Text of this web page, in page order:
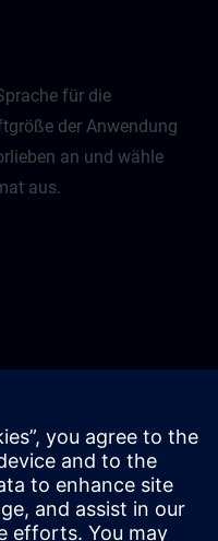
für die
der Anwendung
an und wähle
aus.
Apps auf.
ganz einfach